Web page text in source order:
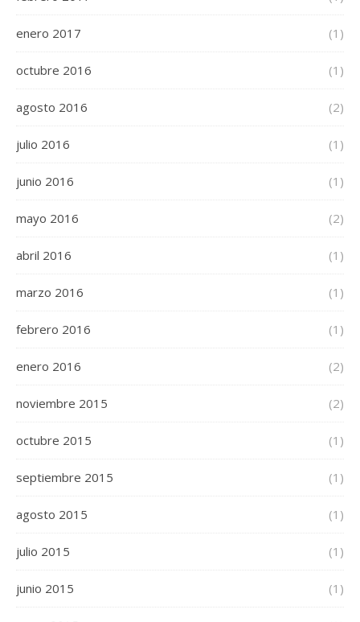
enero 2017 (1)
octubre 2016 (1)
agosto 2016 (2)
julio 2016 (1)
junio 2016 (1)
mayo 2016 (2)
abril 2016 (1)
marzo 2016 (1)
febrero 2016 (1)
enero 2016 (2)
noviembre 2015 (2)
octubre 2015 (1)
septiembre 2015 (1)
agosto 2015 (1)
julio 2015 (1)
junio 2015 (1)